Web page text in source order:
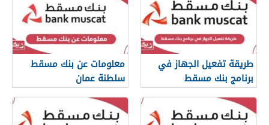
طريقة تفعيل الجهاز في
برنامج بنك مسقط
معلومات عن بنك مسقط
سلطنة عمان